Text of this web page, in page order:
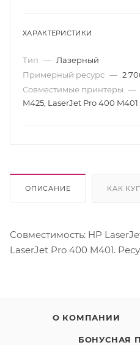
ХАРАКТЕРИСТИКИ
Тип — Лазерный
Примерный ресурс — 2
Совместимые принтеры —
M425, LaserJet Pro 400 M401
ОПИСАНИЕ КАК
Совместимость: HP
LaserJet Pro 400 M401.
О КОМПАНИИ
БОНУСНАЯ